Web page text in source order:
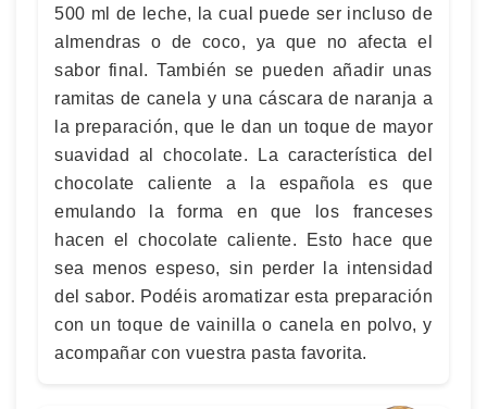
500 ml de leche, la cual puede ser incluso de
almendras o de coco, ya que no afecta el
sabor final. También se pueden añadir unas
ramitas de canela y una cáscara de naranja a
la preparación, que le dan un toque de mayor
suavidad al chocolate. La característica del
chocolate caliente a la española es que
emulando la forma en que los franceses
hacen el chocolate caliente. Esto hace que
sea menos espeso, sin perder la intensidad
del sabor. Podéis aromatizar esta preparación
con un toque de vainilla o canela en polvo, y
acompañar con vuestra pasta favorita.